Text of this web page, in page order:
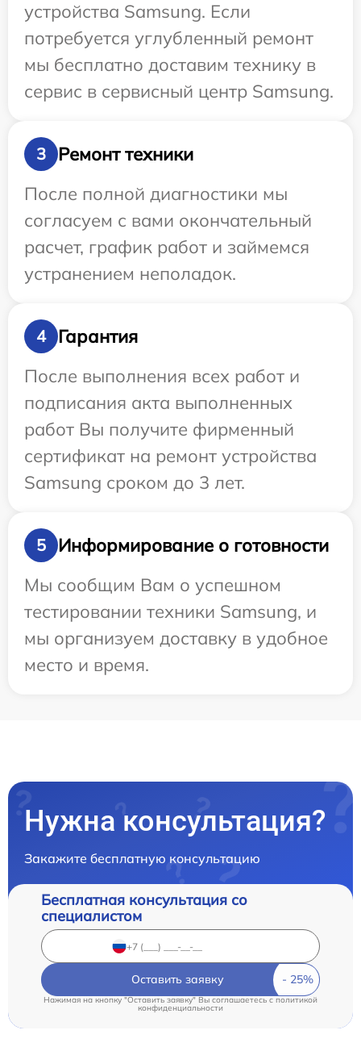
устройства Samsung. Если
потребуется углубленный ремонт
мы бесплатно доставим технику в
сервис в сервисный центр Samsung.
3
Ремонт техники
После полной диагностики мы
согласуем с вами окончательный
расчет, график работ и займемся
устранением неполадок.
4
Гарантия
После выполнения всех работ и
подписания акта выполненных
работ Вы получите фирменный
сертификат на ремонт устройства
Samsung сроком до 3 лет.
5
Информирование о готовности
Мы сообщим Вам о успешном
тестировании техники Samsung, и
мы организуем доставку в удобное
место и время.
Нужна консультация?
Закажите бесплатную консультацию
Бесплатная консультация со
специалистом
Оставить заявку
Нажимая на кнопку "Оставить заявку" Вы соглашаетесь c политикой
конфиденциальности